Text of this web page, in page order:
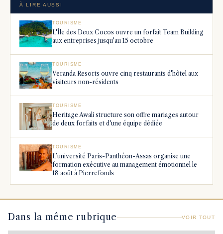
À LIRE AUSSI
TOURISME
L'Île des Deux Cocos ouvre un forfait Team Building
aux entreprises jusqu'au 15 octobre
TOURISME
Veranda Resorts ouvre cinq restaurants d'hôtel aux
visiteurs non-résidents
TOURISME
Heritage Awali structure son offre mariages autour
de deux forfaits et d'une équipe dédiée
TOURISME
L’université Paris-Panthéon-Assas organise une
formation exécutive au management émotionnel le
18 août à Pierrefonds
Dans la même rubrique VOIR TOUT